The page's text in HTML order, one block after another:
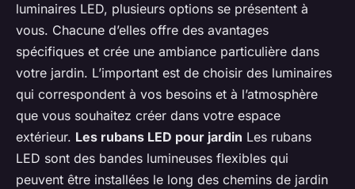
luminaires LED, plusieurs options se présentent à
vous. Chacune d’elles offre des avantages
spécifiques et crée une ambiance particulière dans
votre jardin. L’important est de choisir des luminaires
qui correspondent à vos besoins et à l’atmosphère
que vous souhaitez créer dans votre espace
extérieur. Les rubans LED pour jardin Les rubans
LED sont des bandes lumineuses flexibles qui
peuvent être installées le long des chemins de jardin